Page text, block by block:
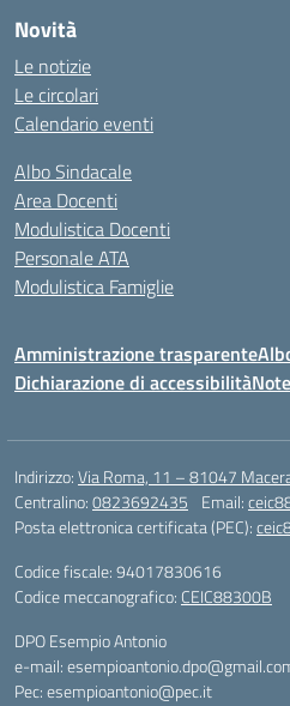
Novità
Le notizie
Le circolari
Calendario eventi
Albo Sindacale
Area Docenti
Modulistica Docenti
Personale ATA
Modulistica Famiglie
Amministrazione trasparente
Dichiarazione di accessibilità
Indirizzo:Via Roma, 11 – 81047
Centralino:0823692435 Email:
Posta elettronica certificata (PEC):
Codice fiscale: 94017830616
Codice meccanografico: CEIC88300B
DPO Esempio Antonio
e-mail:
Pec: esempioantonio@pec.it